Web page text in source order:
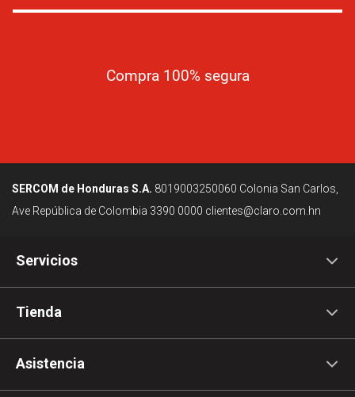
Compra 100% segura
SERCOM de Honduras S.A. 8019003250060 Colonia San Carlos,
Ave República de Colombia 3390 0000 clientes@claro.com.hn
Servicios
Tienda
Asistencia